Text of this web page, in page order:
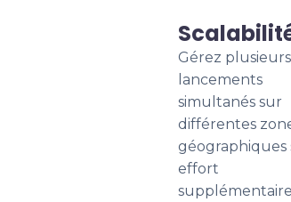
Gérez plusieurs
lancements
simultanés sur
différentes
géographiques
effort